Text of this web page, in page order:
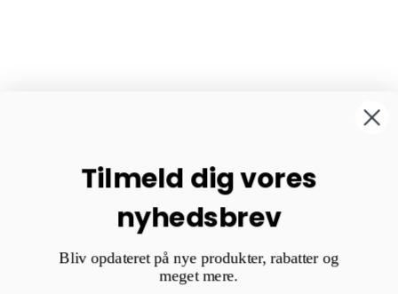
Tilmeld dig vores
nyhedsbrev
Bliv opdateret på nye produkter, rabatter og
meget mere.